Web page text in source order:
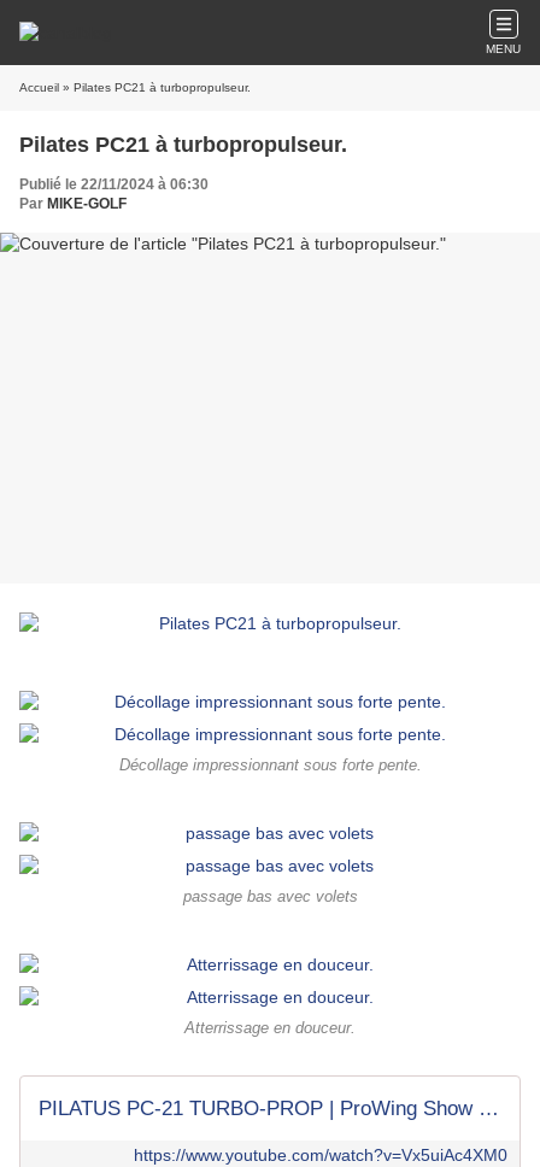
MENU
Accueil » Pilates PC21 à turbopropulseur.
Pilates PC21 à turbopropulseur.
Publié le 22/11/2024 à 06:30
Par MIKE-GOLF
Décollage impressionnant sous forte pente.
passage bas avec volets
Atterrissage en douceur.
PILATUS PC-21 TURBO-PROP | ProWing Show 2024
https://www.youtube.com/watch?v=Vx5uiAc4XM0